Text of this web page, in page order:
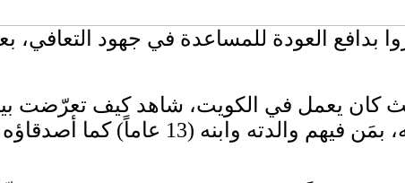
بدافع العودة للمساعدة في جهود التعافي،
حيث كان يعمل في الكويت، شاهد كيف تعرّضت
طفولته، إلى القصف الإسرائيلي، فتألّم لما كان يُعانيه أفراد